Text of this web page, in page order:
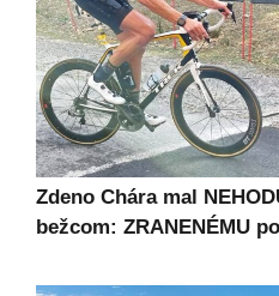
Zdeno Chára mal
bežcom: ZRANENÉMU